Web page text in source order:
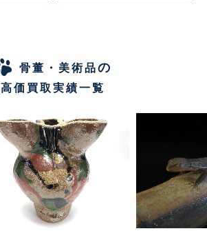
骨董・美術品の
高価買取実績一覧